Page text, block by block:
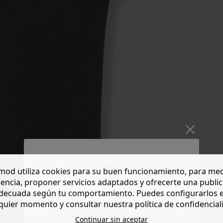
Do you want to be redirected to
www.promod.com ?
utiliza cookies para su buen funcionamiento, para
proponer servicios adaptados y ofrecerte una
según tu comportamiento. Puedes configurarlos
momento y consultar nuestra política de
Continuar sin aceptar